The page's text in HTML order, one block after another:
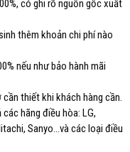
có ghi rõ nguồn gốc xuất
thêm khoản chi phí nào
nếu như bảo hành mãi
thiết khi khách hàng cần.
hãng điều hòa: LG,
Sanyo…và các loại điều